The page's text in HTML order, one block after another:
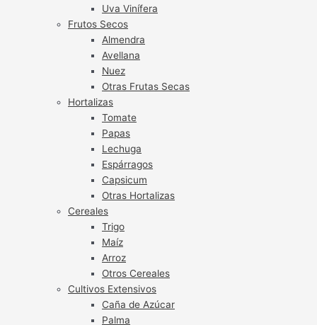
Uva Vinífera
Frutos Secos
Almendra
Avellana
Nuez
Otras Frutas Secas
Hortalizas
Tomate
Papas
Lechuga
Espárragos
Capsicum
Otras Hortalizas
Cereales
Trigo
Maíz
Arroz
Otros Cereales
Cultivos Extensivos
Caña de Azúcar
Palma